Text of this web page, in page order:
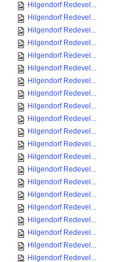
Hilgendorf Redevel...
Hilgendorf Redevel...
Hilgendorf Redevel...
Hilgendorf Redevel...
Hilgendorf Redevel...
Hilgendorf Redevel...
Hilgendorf Redevel...
Hilgendorf Redevel...
Hilgendorf Redevel...
Hilgendorf Redevel...
Hilgendorf Redevel...
Hilgendorf Redevel...
Hilgendorf Redevel...
Hilgendorf Redevel...
Hilgendorf Redevel...
Hilgendorf Redevel...
Hilgendorf Redevel...
Hilgendorf Redevel...
Hilgendorf Redevel...
Hilgendorf Redevel...
Hilgendorf Redevel...